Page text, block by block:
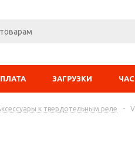
ЗАГРУЗКИ
к твердотельным реле -